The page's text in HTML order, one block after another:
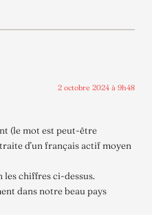
2 octobre 2024 à 9h48
(le mot est peut-être
d’un français actif moyen
les chiffres ci-dessus.
dans notre beau pays